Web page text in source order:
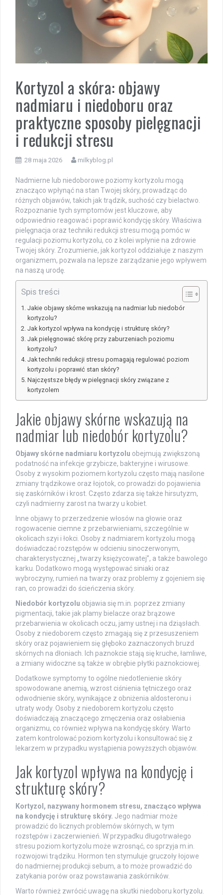
Kortyzol a skóra: objawy
nadmiaru i niedoboru oraz
praktyczne sposoby pielęgnacji
i redukcji stresu
28 maja 2026 milkyblog.pl
Nadmierne lub niedoborowe poziomy kortyzolu mogą
znacząco wpłynąć na stan Twojej skóry, prowadząc do
różnych objawów, takich jak trądzik, suchość czy bielactwo.
Rozpoznanie tych symptomów jest kluczowe, aby
odpowiednio reagować i poprawić kondycję skóry. Właściwa
pielęgnacja oraz techniki redukcji stresu mogą pomóc w
regulacji poziomu kortyzolu, co z kolei wpłynie na zdrowie
Twojej skóry. Zrozumienie, jak kortyzol oddziałuje z naszym
organizmem, pozwala na lepsze zarządzanie jego wpływem
na naszą urodę.
Spis treści
Jakie objawy skórne wskazują na nadmiar lub niedobór
kortyzolu?
Jak kortyzol wpływa na kondycję i strukturę skóry?
Jak pielęgnować skórę przy zaburzeniach poziomu
kortyzolu?
Jak techniki redukcji stresu pomagają regulować poziom
kortyzolu i poprawić stan skóry?
Najczęstsze błędy w pielęgnacji skóry związane z
kortyzolem
Jakie objawy skórne wskazują na
nadmiar lub niedobór kortyzolu?
Objawy skórne nadmiaru kortyzolu obejmują zwiększoną
podatność na infekcje grzybicze, bakteryjne i wirusowe.
Osoby z wysokim poziomem kortyzolu często mają nasilone
zmiany trądzikowe oraz łojotok, co prowadzi do pojawienia
się zaskórników i krost. Często zdarza się także hirsutyzm,
czyli nadmierny zarost na twarzy u kobiet.
Inne objawy to przerzedzenie włosów na głowie oraz
rogowacenie ciemne z przebarwieniami, szczególnie w
okolicach szyi i łokci. Osoby z nadmiarem kortyzolu mogą
doświadczać rozstępów w odcieniu sinoczerwonym,
charakterystycznej „twarzy księżycowatej”, a także bawolego
karku. Dodatkowo mogą występować siniaki oraz
wybroczyny, rumień na twarzy oraz problemy z gojeniem się
ran, co prowadzi do ścieńczenia skóry.
Niedobór kortyzolu objawia się m.in. poprzez zmiany
pigmentacji, takie jak plamy bielacze oraz brązowe
przebarwienia w okolicach oczu, jamy ustnej i na dziąsłach.
Osoby z niedoborem często zmagają się z przesuszeniem
skóry oraz pojawieniem się głęboko zaznaczonych bruzd
skórnych na dłoniach. Ich paznokcie stają się kruche, łamliwe,
a zmiany widoczne są także w obrębie płytki paznokciowej.
Dodatkowe symptomy to ogólne niedotlenienie skóry
spowodowane anemią, wzrost ciśnienia tętniczego oraz
odwodnienie skóry, wynikające z obniżenia aldosteronu i
utraty wody. Osoby z niedoborem kortyzolu często
doświadczają znaczącego zmęczenia oraz osłabienia
organizmu, co również wpływa na kondycję skóry. Warto
zatem kontrolować poziom kortyzolu i konsultować się z
lekarzem w przypadku wystąpienia powyższych objawów.
Jak kortyzol wpływa na kondycję i
strukturę skóry?
Kortyzol, nazywany hormonem stresu, znacząco wpływa
na kondycję i strukturę skóry. Jego nadmiar może
prowadzić do licznych problemów skórnych, w tym
rozstępów i zaczerwienień. W przypadku długotrwałego
stresu poziom kortyzolu może wzrosnąć, co sprzyja m.in.
rozwojowi trądziku. Hormon ten stymuluje gruczoły łojowe
do nadmiernej produkcji sebum, a to może prowadzić do
zatykania porów oraz powstawania zaskórników.
Warto również zwrócić uwagę na skutki niedoboru kortyzolu.